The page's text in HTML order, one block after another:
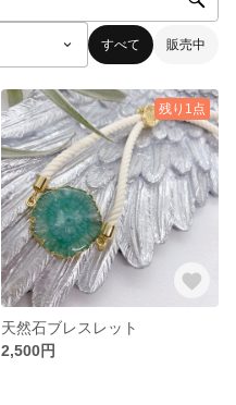
すべて 販売中
残り1点
天然石ブレスレット
2,500円